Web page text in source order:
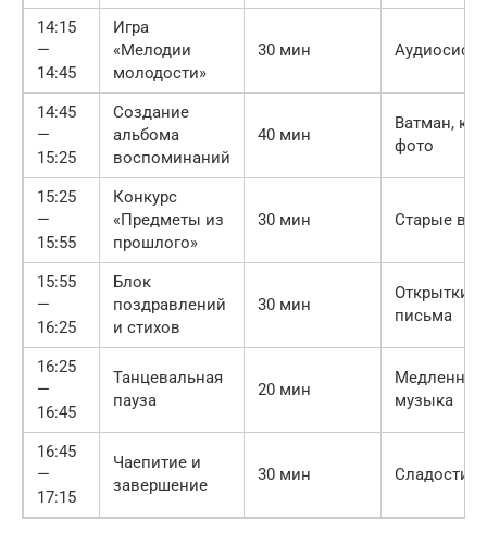
14:15
—
14:45
Игра
«Мелодии
молодости»
30 мин
14:45
—
15:25
Создание
альбома
воспоминаний
40 мин
Ватман,
фото
15:25
—
15:55
Конкурс
«Предметы из
прошлого»
30 мин Старые
15:55
—
16:25
Блок
поздравлений
и стихов
30 мин
Открытки,
письма
16:25
—
16:45
Танцевальная
пауза
20 мин
Медленная
музыка
16:45
—
17:15
Чаепитие и
завершение
30 мин Сладости,